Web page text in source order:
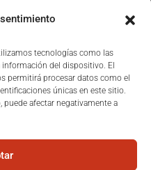
tecnologías como las
del dispositivo. El
permitirá procesar datos como el
únicas en este sitio.
afectar negativamente a
Reinosa